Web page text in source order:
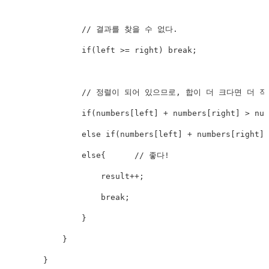
                // 결과를 찾을 수 없다.
                if(left >= right) break;
// 정렬이 되어 있으므로, 합이 더 크다면 더 작
if(numbers[left] + numbers[right] >
else if(numbers[left] + numbers[right]
                else{      // 좋다!
                    result++;
                    break;
                }
            }
        }